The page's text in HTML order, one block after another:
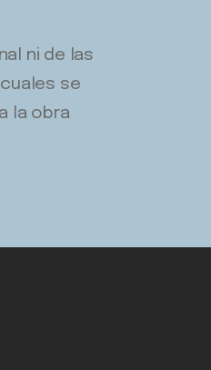
ni de las
se
la obra